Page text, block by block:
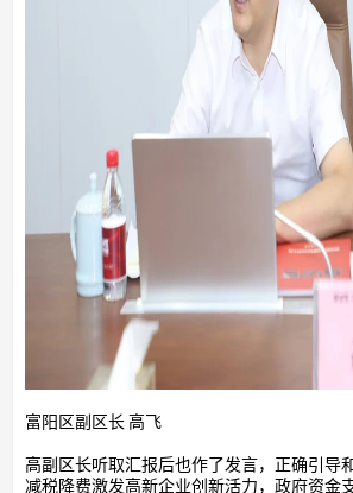
富阳区副区长 高飞
高副区长听取汇报后也作了发言，正确引导
减税降费激发高新企业创新活力，政府资金